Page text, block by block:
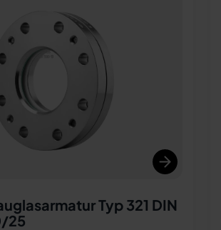
Typ 321 DIN
25